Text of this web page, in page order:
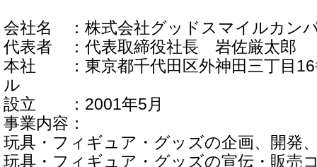
会社名 ：株式会社グッドスマイルカン
代表者 ：代表取締役社長 岩佐厳太郎
本社 ：東京都千代田区外神田三丁目16
ル
設立 ：2001年5月
事業内容：
玩具・フィギュア・グッズの企画、開発
玩具・フィギュア・グッズの宣伝・販売